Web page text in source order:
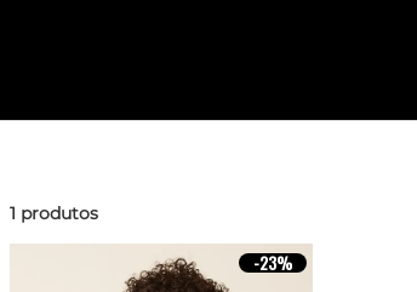
1 produtos
-23%